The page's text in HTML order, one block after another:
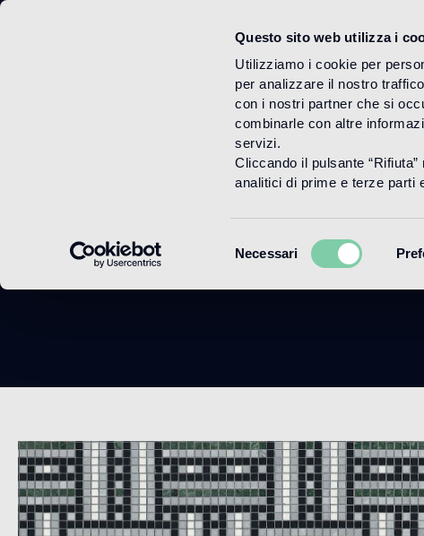
Questo sito web utilizza i
Utilizziamo i cookie per
per analizzare il nostro
con i nostri partner che si
combinarle con altre
servizi.
Cliccando il pulsante
analitici di prime e terze parti
del
Necessari